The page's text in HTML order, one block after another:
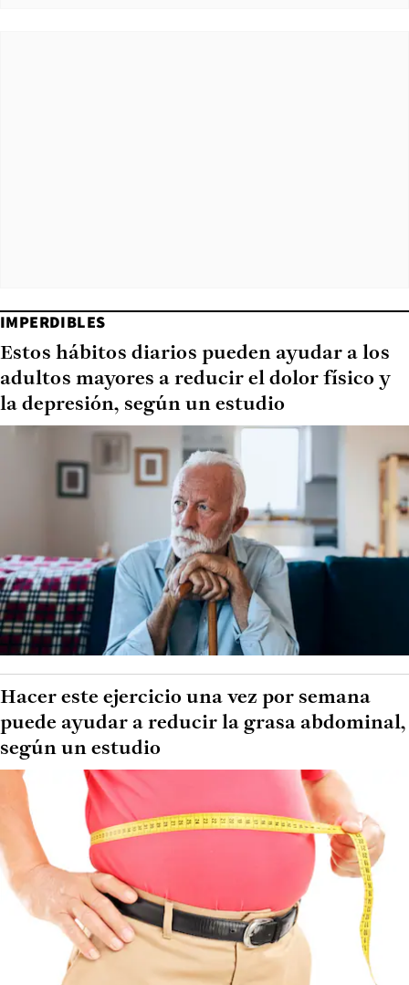
IMPERDIBLES
Estos hábitos diarios pueden ayudar a los
adultos mayores a reducir el dolor físico y
la depresión, según un estudio
Hacer este ejercicio una vez por semana
puede ayudar a reducir la grasa abdominal,
según un estudio